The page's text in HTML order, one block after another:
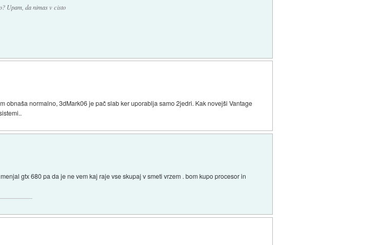
Upam, da nimas v cisto
obnaša normalno, 3dMark06 je pač slab ker uporablja samo 2jedri. Kak novejši Vantage
gtx 680 pa da je ne vem kaj raje vse skupaj v smeti vrzem . bom kupo procesor in